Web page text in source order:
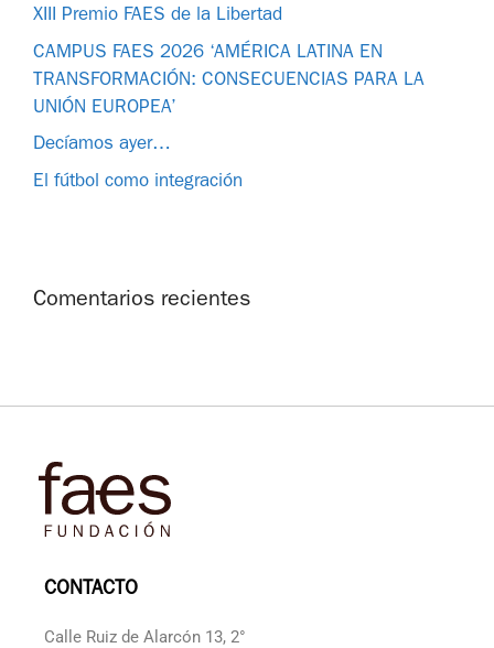
XIII Premio FAES de la Libertad
CAMPUS FAES 2026 ‘AMÉRICA LATINA EN
TRANSFORMACIÓN: CONSECUENCIAS PARA LA
UNIÓN EUROPEA’
Decíamos ayer…
El fútbol como integración
Comentarios recientes
CONTACTO
Calle Ruiz de Alarcón 13, 2°